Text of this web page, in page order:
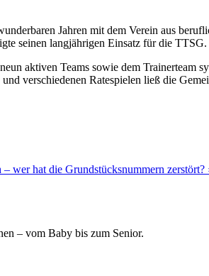
Jahren mit dem Verein aus
seinen langjährigen Einsatz für die TTSG.
aktiven Teams sowie dem Trainerteam
verschiedenen Ratespielen ließ die
wer hat die Grundstücksnummern zerstört?
– vom Baby bis zum Senior.